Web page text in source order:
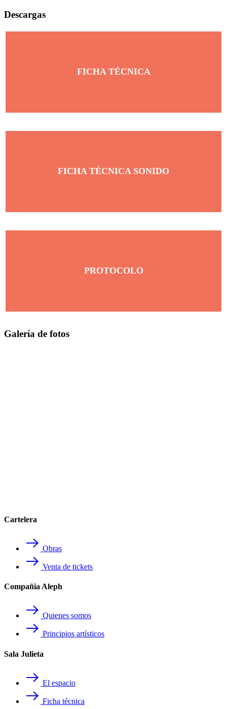
Descargas
FICHA TÉCNICA
FICHA TÉCNICA SONIDO
PROTOCOLO
Galería de fotos
Cartelera
Obras
Venta de tickets
Compañia Aleph
Quienes somos
Principios artísticos
Sala Julieta
El espacio
Ficha técnica